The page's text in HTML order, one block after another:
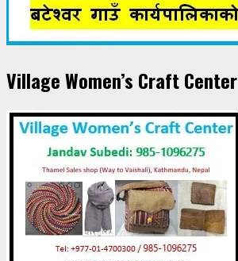
Village Women’s Craft Center